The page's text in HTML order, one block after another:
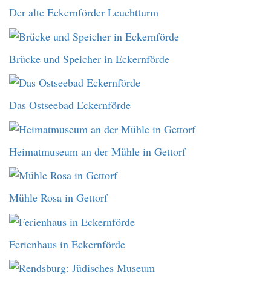
Der alte Eckernförder Leuchtturm
Brücke und Speicher in Eckernförde
Das Ostseebad Eckernförde
Heimatmuseum an der Mühle in Gettorf
Mühle Rosa in Gettorf
Ferienhaus in Eckernförde